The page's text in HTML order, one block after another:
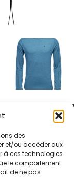
des
et/ou accéder aux
à ces technologies
le comportement
de ne pas
presse et de
elle conçoit et